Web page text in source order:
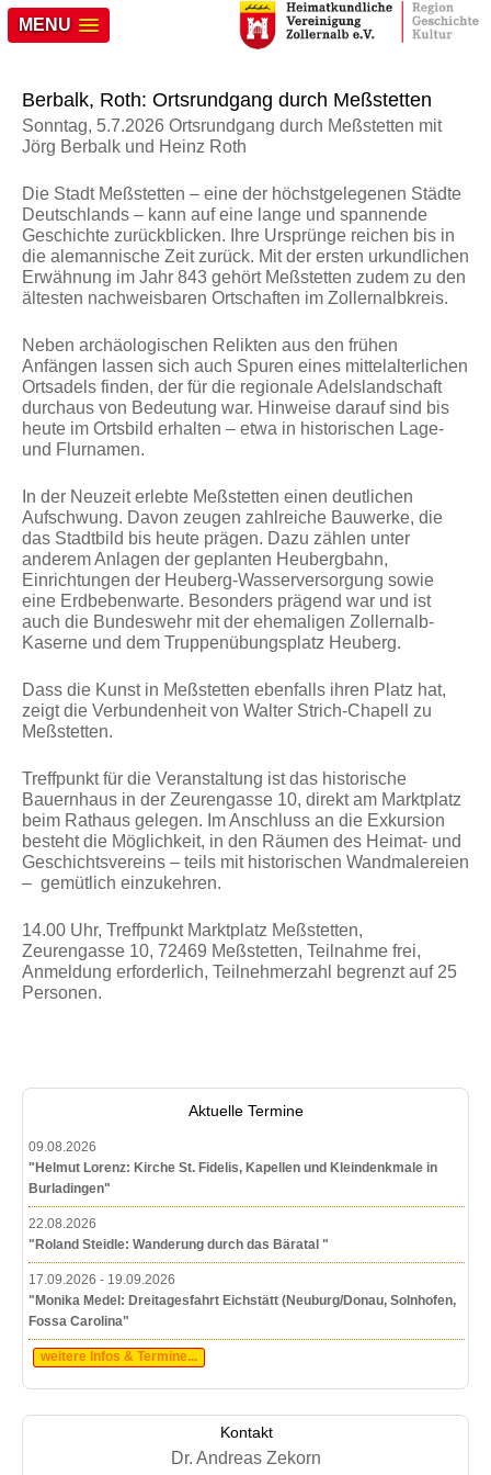
MENU
Berbalk, Roth: Ortsrundgang durch Meßstetten
Sonntag, 5.7.2026 Ortsrundgang durch Meßstetten mit
Jörg Berbalk und Heinz Roth
Die Stadt Meßstetten – eine der höchstgelegenen Städte
Deutschlands – kann auf eine lange und spannende
Geschichte zurückblicken. Ihre Ursprünge reichen bis in
die alemannische Zeit zurück. Mit der ersten urkundlichen
Erwähnung im Jahr 843 gehört Meßstetten zudem zu den
ältesten nachweisbaren Ortschaften im Zollernalbkreis.
Neben archäologischen Relikten aus den frühen
Anfängen lassen sich auch Spuren eines mittelalterlichen
Ortsadels finden, der für die regionale Adelslandschaft
durchaus von Bedeutung war. Hinweise darauf sind bis
heute im Ortsbild erhalten – etwa in historischen Lage-
und Flurnamen.
In der Neuzeit erlebte Meßstetten einen deutlichen
Aufschwung. Davon zeugen zahlreiche Bauwerke, die
das Stadtbild bis heute prägen. Dazu zählen unter
anderem Anlagen der geplanten Heubergbahn,
Einrichtungen der Heuberg-Wasserversorgung sowie
eine Erdbebenwarte. Besonders prägend war und ist
auch die Bundeswehr mit der ehemaligen Zollernalb-
Kaserne und dem Truppenübungsplatz Heuberg.
Dass die Kunst in Meßstetten ebenfalls ihren Platz hat,
zeigt die Verbundenheit von Walter Strich-Chapell zu
Meßstetten.
Treffpunkt für die Veranstaltung ist das historische
Bauernhaus in der Zeurengasse 10, direkt am Marktplatz
beim Rathaus gelegen. Im Anschluss an die Exkursion
besteht die Möglichkeit, in den Räumen des Heimat- und
Geschichtsvereins – teils mit historischen Wandmalereien
– gemütlich einzukehren.
14.00 Uhr, Treffpunkt Marktplatz Meßstetten,
Zeurengasse 10, 72469 Meßstetten, Teilnahme frei,
Anmeldung erforderlich, Teilnehmerzahl begrenzt auf 25
Personen.
Aktuelle Termine
09.08.2026
"Helmut Lorenz: Kirche St. Fidelis, Kapellen und Kleindenkmale in
Burladingen"
22.08.2026
"Roland Steidle: Wanderung durch das Bäratal "
17.09.2026 - 19.09.2026
"Monika Medel: Dreitagesfahrt Eichstätt (Neuburg/Donau, Solnhofen,
Fossa Carolina"
weitere Infos & Termine...
Kontakt
Dr. Andreas Zekorn